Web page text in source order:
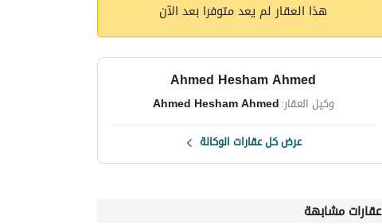
هذا العقار لم يعد متوفرا بعد الآن
Ahmed Hesham Ahmed
وكيل العقار:Ahmed Hesham Ahmed
عرض كل عقارات الوكالة
عقارات مشابهة